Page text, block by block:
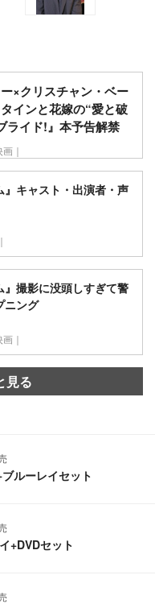
×クリスチャン・ベー
インと花嫁の“愛と破
ライド!』本予告解禁
画｜
キャスト・出演者・声
撮影に没頭しすぎて警
ニング
画｜
見る
ルーレイセット
+DVDセット